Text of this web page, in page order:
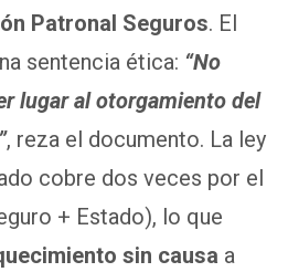
Patronal Seguros. El
sentencia ética: “No
lugar al otorgamiento del
, reza el documento. La ley
cobre dos veces por el
+ Estado), lo que
sin causa a